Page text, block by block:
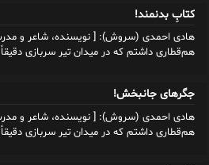
کتابِ بدنمند!
هم‌قطاری داشتم که در میدان تیر سربازی دقیقاً
جگرهای جانبخش!
هم‌قطاری داشتم که در میدان تیر سربازی دقیقاً